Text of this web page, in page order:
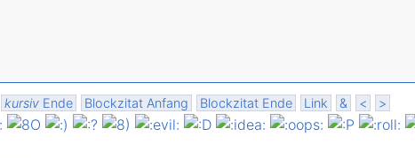
kursiv Ende Blockzitat Anfang Blockzitat Ende Link & < >